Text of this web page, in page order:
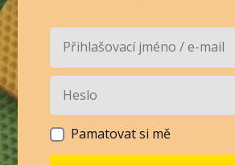
Pamatovat si mě